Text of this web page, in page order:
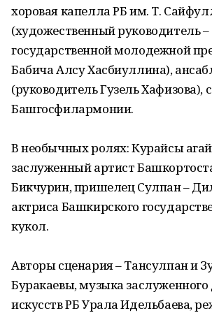
хоровая капелла РБ им. Т.
(художественный руководитель –
государственной молодежной
Бабича Алсу Хасбиуллина),
(руководитель Гузель Хафизова),
Башгосфилармонии.
В необычных ролях: Курайсы
заслуженный артист
Бикчурин, пришелец Сулпан –
актриса Башкирского
кукол.
Авторы сценария – Тансулпан и
Буракаевы, музыка заслуженного
искусств РБ Урала Идельбаева,